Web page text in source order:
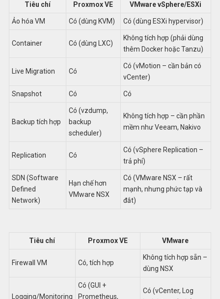
Tiêu chí Proxmox VE VMware vSphere/ESXi
Ảo hóa VM Có (dùng KVM) Có (dùng ESXi hypervisor)
Container Có (dùng LXC)
Không tích hợp (phải dùng
thêm Docker hoặc Tanzu)
Live Migration Có
Có (vMotion – cần bản có
vCenter)
Snapshot Có Có
Backup tích hợp
Có (vzdump,
backup
scheduler)
Không tích hợp – cần phần
mềm như Veeam, Nakivo
Replication Có
Có (vSphere Replication –
trả phí)
SDN (Software
Defined
Network)
Hạn chế hơn
VMware NSX
Có (VMware NSX – rất
mạnh, nhưng phức tạp và
đắt)
Tiêu chí Proxmox VE VMware
Firewall VM Có, tích hợp
Không tích hợp sẵn –
dùng NSX
Logging/Monitoring
Có (GUI +
Prometheus,
Có (vCenter, Log